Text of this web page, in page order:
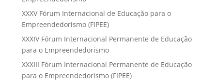
XXXV Fórum Internacional de Educação para o
Empreendedorismo (FIPEE)
XXXIV Fórum Internacional Permanente de Educação
para o Empreendedorismo
XXXIII Fórum Internacional Permanente de Educação
para o Empreendedorismo (FIPEE)